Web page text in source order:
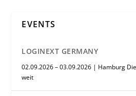
EVENTS
LOGINEXT GERMANY
02.09.2026 – 03.09.2026 | Hamburg
weit